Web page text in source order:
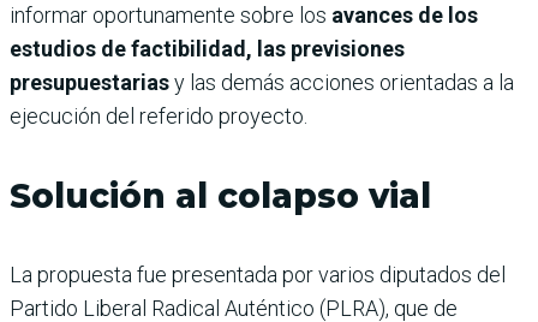
informar oportunamente sobre los avances de los
estudios de factibilidad, las previsiones
presupuestariasy las demás acciones orientadas a la
ejecución del referido proyecto.
Solución al colapso vial
La propuesta fue presentada por varios diputados del
Partido Liberal Radical Auténtico (PLRA), que de